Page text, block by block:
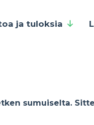
ja tuloksia
sumuiselta.